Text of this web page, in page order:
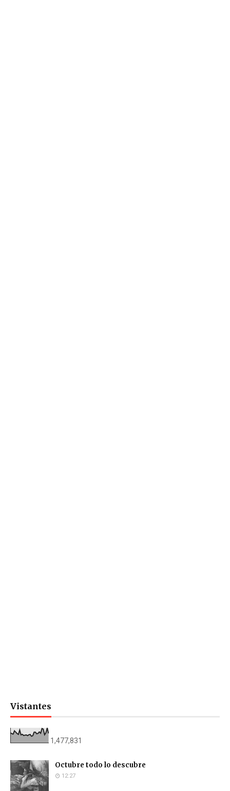
Vistantes
1,477,831
Octubre todo lo descubre
12:27